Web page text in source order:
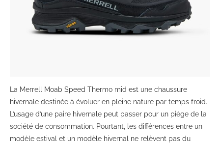
La Merrell Moab Speed Thermo mid est une chaussure
hivernale destinée à évoluer en pleine nature par temps froid.
L’usage d’une paire hivernale peut passer pour un piège de la
société de consommation. Pourtant, les différences entre un
modèle estival et un modèle hivernal ne relèvent pas du